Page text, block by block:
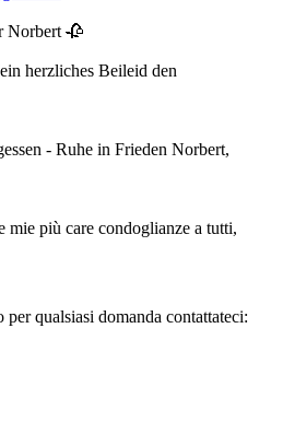
Norbert 🥀
herzliches Beileid den
- Ruhe in Frieden Norbert,
più care condoglianze a tutti,
per qualsiasi domanda contattateci: